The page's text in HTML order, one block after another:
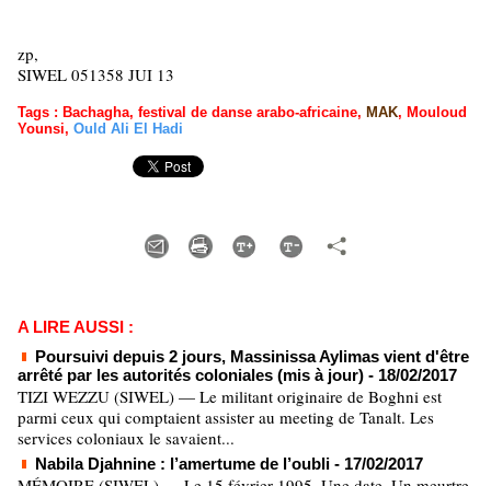
zp,
SIWEL 051358 JUI 13
Tags : Bachagha, festival de danse arabo-africaine, MAK, Mouloud
Younsi, Ould Ali El Hadi
A LIRE AUSSI :
Poursuivi depuis 2 jours, Massinissa Aylimas vient d'être
arrêté par les autorités coloniales (mis à jour) - 18/02/2017
TIZI WEZZU (SIWEL) — Le militant originaire de Boghni est
parmi ceux qui comptaient assister au meeting de Tanalt. Les
services coloniaux le savaient...
Nabila Djahnine : l’amertume de l’oubli - 17/02/2017